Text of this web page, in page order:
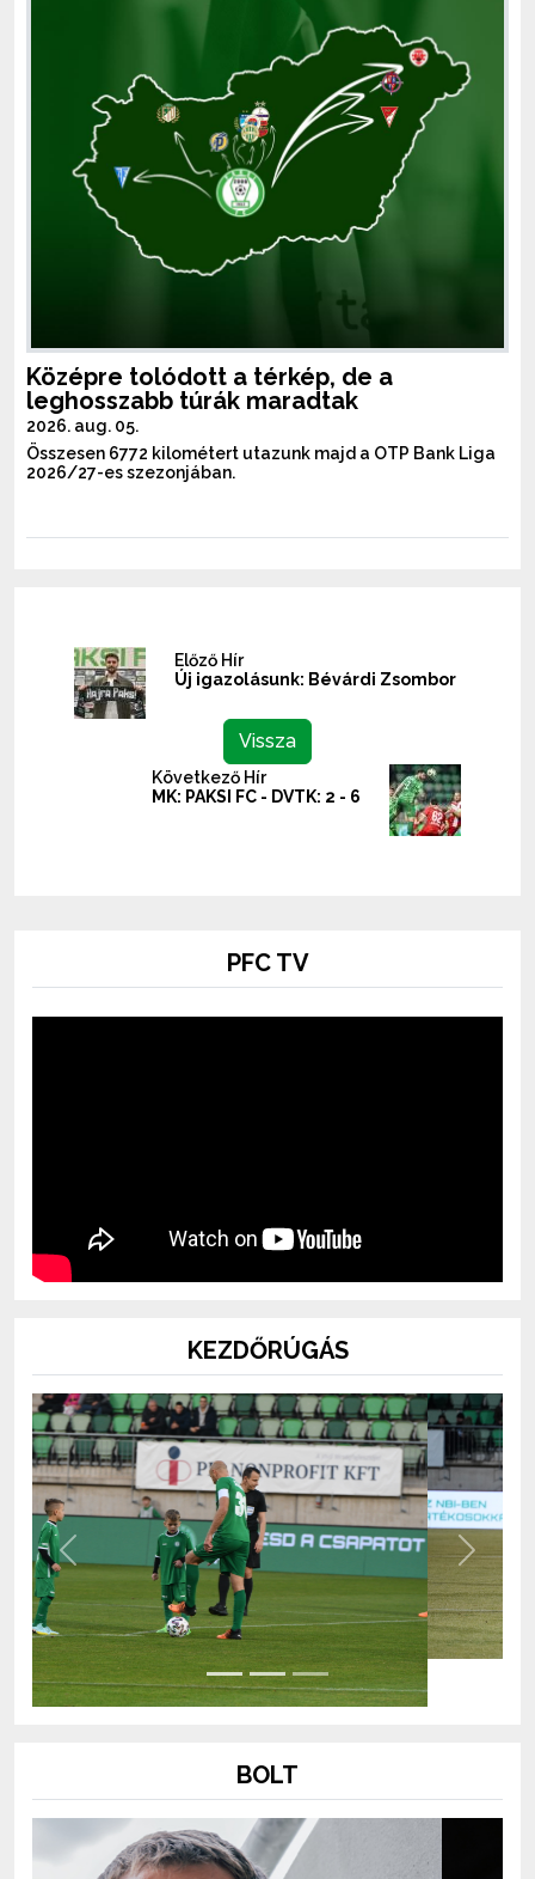
Középre tolódott a térkép, de a
leghosszabb túrák maradtak
2026. aug. 05.
Összesen 6772 kilométert utazunk majd a OTP Bank Liga
2026/27-es szezonjában.
Előző Hír
Új igazolásunk: Bévárdi Zsombor
Vissza
Következő Hír
MK: PAKSI FC - DVTK: 2 - 6
PFC TV
KEZDŐRÚGÁS
Previous Next